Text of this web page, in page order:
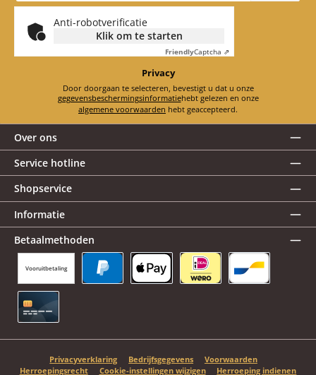
Anti-robotverificatie
Klik om te starten
FriendlyCaptcha ⇗
Privacy
Door doorgaan te selecteren, bevestigt u dat u onze
gegevensbeschermingsinformatie
hebt gelezen en onze
algemene voorwaarden hebt geaccepteerd.
Over ons
Service hotline
Shopservice
Informatie
Betaalmethoden
Vooruitbetaling
Privacyverklaring Bedrijfsgegevens
Voorwaarden
Herroepingsrecht
Cookie-instellingen wijzigen Herroeping indienen